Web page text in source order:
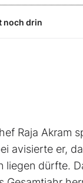
noch drin
Raja Akram
avisierte er,
dürfte.